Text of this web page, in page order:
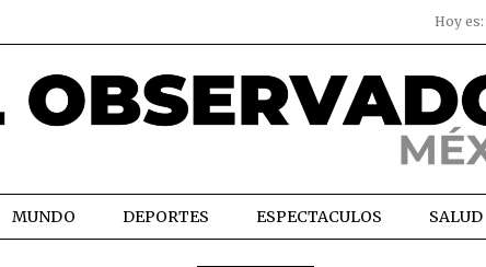
Hoy es:
MUNDO DEPORTES ESPECTACULOS SALUD